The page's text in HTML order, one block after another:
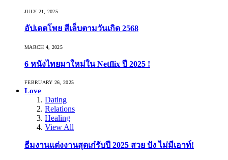
JULY 21, 2025
อัปเดตโพย สีเล็บตามวันเกิด 2568
MARCH 4, 2025
6 หนังไทยมาใหม่ใน Netflix ปี 2025 !
FEBRUARY 26, 2025
Love
Dating
Relations
Healing
View All
ธีมงานแต่งงานสุดเก๋รับปี 2025 สวย ปัง ไม่มีเอาท์!